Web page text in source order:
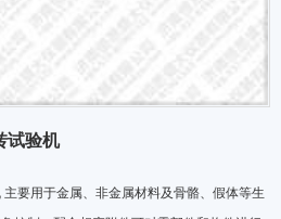
试验机
要用于金属、非金属材料及骨骼、假体等生